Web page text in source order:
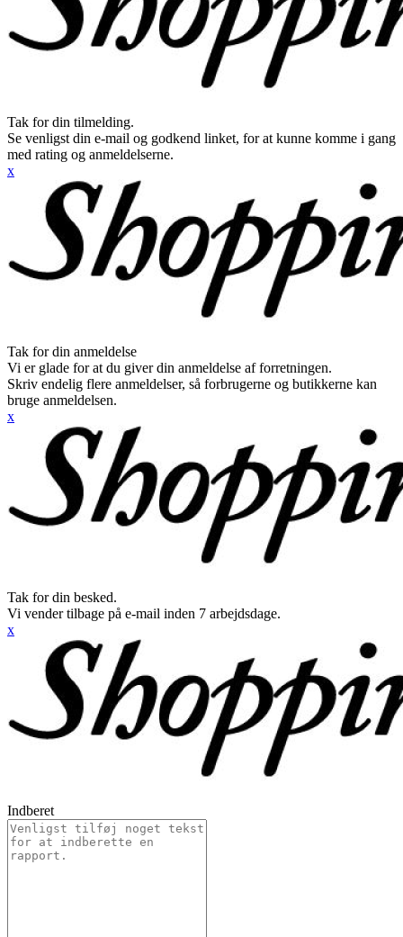
Tak for din tilmelding.
Se venligst din e-mail og godkend linket, for at kunne komme i gang
med rating og anmeldelserne.
x
Tak for din anmeldelse
Vi er glade for at du giver din anmeldelse af forretningen.
Skriv endelig flere anmeldelser, så forbrugerne og butikkerne kan
bruge anmeldelsen.
x
Tak for din besked.
Vi vender tilbage på e-mail inden 7 arbejdsdage.
x
Indberet